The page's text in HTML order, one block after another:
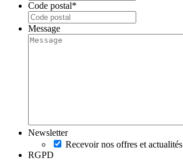
Code postal*
Message
Newsletter
Recevoir nos offres et actualités
RGPD